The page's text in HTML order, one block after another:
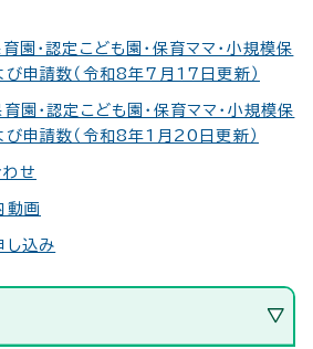
園・認定こども園・保育ママ・小規模保
び申請数（令和8年7月17日更新）
園・認定こども園・保育ママ・小規模保
び申請数（令和8年1月20日更新）
せ
動画
し込み